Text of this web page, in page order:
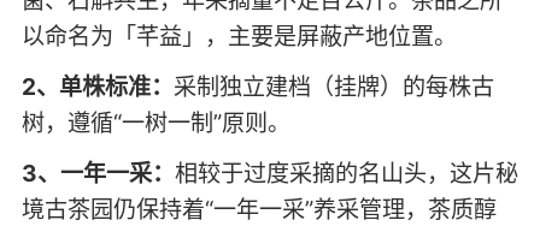
以命名为「芊益」，主要是屏蔽产地位置。
2、单株标准： 采制独立建档（挂牌）的每株古
树，遵循“一树一制”原则。
3、一年一采： 相较于过度采摘的名山头，这片秘
境古茶园仍保持着“一年一采”养采管理，茶质醇